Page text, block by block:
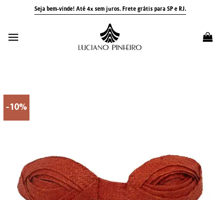
Seja bem-vinde! Até 4x sem juros. Frete grátis para SP e RJ.
-10%